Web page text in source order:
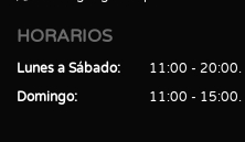
HORARIOS
Lunes a Sábado
11:00 - 20:00
Domingo
11:00 - 15:00